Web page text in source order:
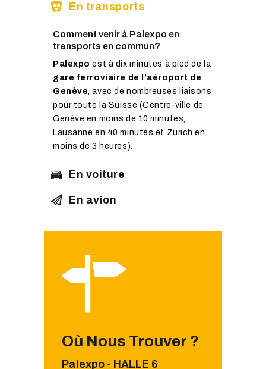
En transports
Comment venir à Palexpo en
transports en commun?
Palexpo est à dix minutes à pied de la
gare ferroviaire de l’aéroport de
Genève, avec de nombreuses liaisons
pour toute la Suisse (Centre-ville de
Genève en moins de 10 minutes,
Lausanne en 40 minutes et Zürich en
moins de 3 heures).
En voiture
En avion
Où Nous Trouver ?
Palexpo - HALLE 6